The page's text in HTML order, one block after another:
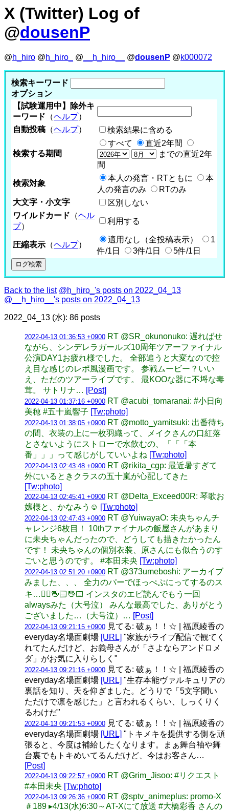
X (Twitter) Log of
@dousenP
@h_hiro @h_hiro_ @ __h_hiro__ @dousenP @k000072
検索キーワード
オプション
【試験運用中】除外キ
ーワード （ヘルプ）
自動投稿 （ヘルプ） 検索結果に含める
検索する期間
すべて
直近2年間
までの直近2年
間
検索対象
本人の発言・RTともに
本
人の発言のみ
RTのみ
大文字・小文字
区別しない
ワイルドカード （ヘル
プ）
利用する
圧縮表示 （ヘルプ）
適用なし（全投稿表示）
1
件/1日
3件/1日 5件/1日
Back to the list @h_hiro_'s posts on 2022_04_13
@__h_hiro__'s posts on 2022_04_13
2022_04_13 (水): 86 posts
2022-04-13 01:36:53 +0900 RT @SR_okunonuko: 遅ればせ
ながら、シンデレラガールズ10周年ツアーファイナル
公演DAY1お疲れ様でした。 全部追うと大変なので控
え目な感じのレポ風漫画です。 参戦ムービー？いい
え、ただのツアーライブです。 最KOOな器に不埒な毒
茸。 サトリナ… [Post]
2022-04-13 01:37:16 +0900 RT @acubi_tomaranai: #小日向
美穂 #五十嵐響子 [Tw:photo]
2022-04-13 01:38:05 +0900 RT @motto_yamitsuki: 出番待ち
の間、衣装の上に一枚羽織って、メイクさんの口紅落
とさないようにストローで水飲むの、「「「本
番」」」って感じがしていいよね [Tw:photo]
2022-04-13 02:43:48 +0900 RT @rikita_cgp: 最近暑すぎて
外にいるときクラスの五十嵐が心配してきた
[Tw:photo]
2022-04-13 02:45:41 +0900 RT @Delta_Exceed00R: 琴歌お
嬢様と、かなみう☺️ [Tw:photo]
2022-04-13 02:47:43 +0900 RT @YuiwayaO: 未央ちゃんチ
ャレンジ6枚目！ 10thファイナルの飯屋さんがあまり
に未央ちゃんだったので、どうしても描きたかったん
です！ 未央ちゃんの個別衣装、原さんにも似合うのす
ごいと思うのです。 #本田未央 [Tw:photo]
2022-04-13 02:51:20 +0900 RT @373umeboshi: アーカイブ
みました、、、 全力のパーでほっぺぷにってするのス
キ…🤦‍♀️🖐🏻🖐🏻 インスタのエピ読んでもう一回
alwaysみた（大号泣） みんな最高でした、ありがとう
ございました…（大号泣）… [Post]
2022-04-13 09:21:15 +0900 見てる: 破ぁ！！☆ | 福原綾香の
everyday名場面劇場 [URL] "家族がライブ配信で観てく
れてたんだけど、お義母さんが「さよならアンドロメ
ダ」がお気に入りらしく"
2022-04-13 09:21:16 +0900 見てる: 破ぁ！！☆ | 福原綾香の
everyday名場面劇場 [URL] "生存本能ヴァルキュリアの
裏話を知り、天を仰ぎました。どうりで「5文字聞い
ただけで凛を感じた」と言われるくらい、しっくりく
るわけだ"
2022-04-13 09:21:53 +0900 見てる: 破ぁ！！☆ | 福原綾香の
everyday名場面劇場 [URL] "トキメキを提供する側を頑
張ると、今度は補給したくなります。まぁ舞台袖や舞
台裏でもトキめいてるんだけど、今はお客さん…
[Post]
2022-04-13 09:22:57 +0900 RT @Grim_Jisoo: #リクエスト
#本田未央 [Tw:photo]
2022-04-13 09:26:36 +0900 RT @sptv_animeplus: promo-X
＃189 ▸4/13(水)6:30～AT-Xにて放送 #大橋彩香 さんの